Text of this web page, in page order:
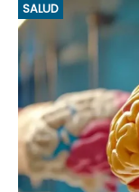
SALUD